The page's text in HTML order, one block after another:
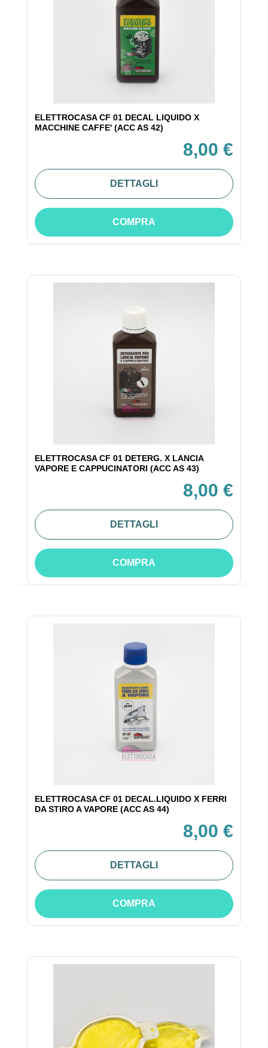
ELETTROCASA CF 01 DECAL LIQUIDO X
MACCHINE CAFFE' (ACC AS 42)
8,00 €
DETTAGLI
COMPRA
ELETTROCASA CF 01 DETERG. X LANCIA
VAPORE E CAPPUCINATORI (ACC AS 43)
8,00 €
DETTAGLI
COMPRA
ELETTROCASA CF 01 DECAL.LIQUIDO X FERRI
DA STIRO A VAPORE (ACC AS 44)
8,00 €
DETTAGLI
COMPRA